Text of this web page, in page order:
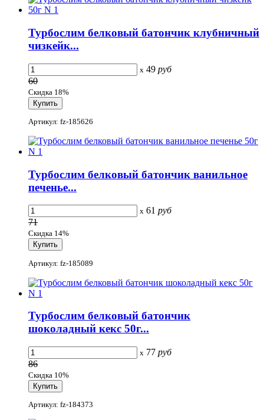
Турбослим белковый батончик клубничный
чизкейк...
x 49 руб
60
Скидка 18%
Артикул: fz-185626
Турбослим белковый батончик ванильное
печенье...
x 61 руб
71
Скидка 14%
Артикул: fz-185089
Турбослим белковый батончик
шоколадный кекс 50г...
x 77 руб
86
Скидка 10%
Артикул: fz-184373